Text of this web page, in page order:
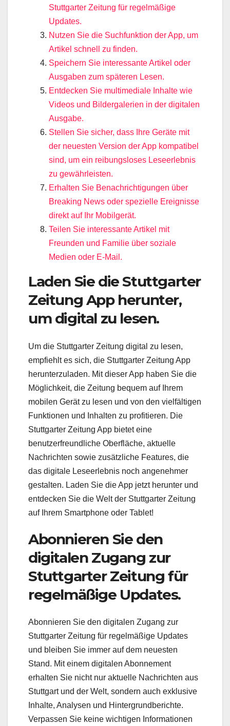
Stuttgarter Zeitung für regelmäßige
Updates.
Nutzen Sie die Suchfunktion der App, um
Artikel schnell zu finden.
Speichern Sie interessante Artikel oder
Ausgaben zum späteren Lesen.
Entdecken Sie multimediale Inhalte wie
Videos und Bildergalerien in der digitalen
Ausgabe.
Stellen Sie sicher, dass Ihre Geräte mit
der neuesten Version der App kompatibel
sind, um ein reibungsloses Leseerlebnis
zu gewährleisten.
Erhalten Sie Benachrichtigungen über
Breaking News oder spezielle Ereignisse
direkt auf Ihr Mobilgerät.
Teilen Sie interessante Artikel mit
Freunden und Familie über soziale
Medien oder E-Mail.
Laden Sie die Stuttgarter
Zeitung App herunter,
um digital zu lesen.
Um die Stuttgarter Zeitung digital zu lesen,
empfiehlt es sich, die Stuttgarter Zeitung App
herunterzuladen. Mit dieser App haben Sie die
Möglichkeit, die Zeitung bequem auf Ihrem
mobilen Gerät zu lesen und von den vielfältigen
Funktionen und Inhalten zu profitieren. Die
Stuttgarter Zeitung App bietet eine
benutzerfreundliche Oberfläche, aktuelle
Nachrichten sowie zusätzliche Features, die
das digitale Leseerlebnis noch angenehmer
gestalten. Laden Sie die App jetzt herunter und
entdecken Sie die Welt der Stuttgarter Zeitung
auf Ihrem Smartphone oder Tablet!
Abonnieren Sie den
digitalen Zugang zur
Stuttgarter Zeitung für
regelmäßige Updates.
Abonnieren Sie den digitalen Zugang zur
Stuttgarter Zeitung für regelmäßige Updates
und bleiben Sie immer auf dem neuesten
Stand. Mit einem digitalen Abonnement
erhalten Sie nicht nur aktuelle Nachrichten aus
Stuttgart und der Welt, sondern auch exklusive
Inhalte, Analysen und Hintergrundberichte.
Verpassen Sie keine wichtigen Informationen